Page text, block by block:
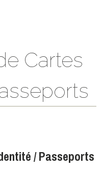
Cartes
/ Passeports